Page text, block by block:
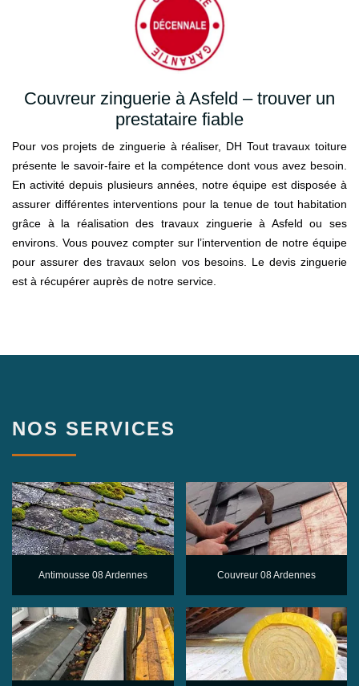
Couvreur zinguerie à Asfeld – trouver un
prestataire fiable
Pour vos projets de zinguerie à réaliser, DH Tout travaux toiture
présente le savoir-faire et la compétence dont vous avez besoin.
En activité depuis plusieurs années, notre équipe est disposée à
assurer différentes interventions pour la tenue de tout habitation
grâce à la réalisation des travaux zinguerie à Asfeld ou ses
environs. Vous pouvez compter sur l’intervention de notre équipe
pour assurer des travaux selon vos besoins. Le devis zinguerie
est à récupérer auprès de notre service.
NOS SERVICES
Antimousse 08 Ardennes Couvreur 08 Ardennes